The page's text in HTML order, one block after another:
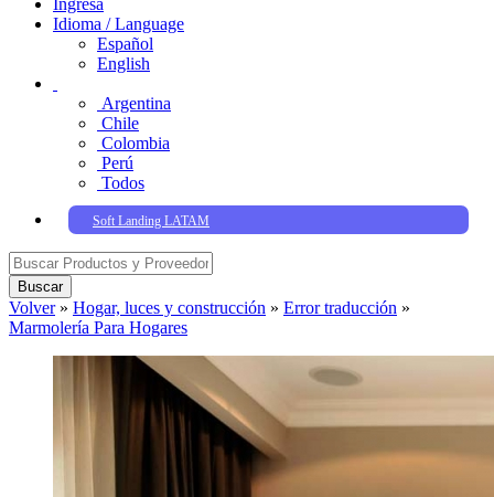
Ingresá
Idioma / Language
Español
English
Argentina
Chile
Colombia
Perú
Todos
Soft Landing LATAM
Buscar
Volver» Hogar, luces y construcción » Error traducción »
Marmolería Para Hogares